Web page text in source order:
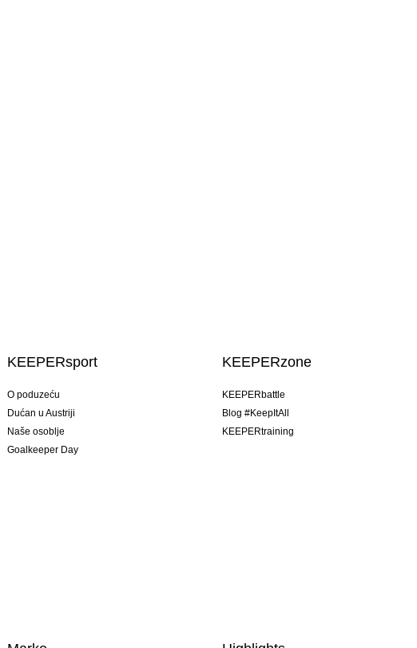
KEEPERsport
O poduzeću
Dućan u Austriji
Naše osoblje
Goalkeeper Day
KEEPERzone
KEEPERbattle
Blog #KeepItAll
KEEPERtraining